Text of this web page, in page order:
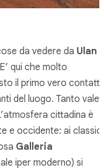
da vedere da Ulan
qui che molto
il primo vero
del luogo. Tanto vale
cittadina è
e occidente: ai classici
Galleria
iper moderno) si